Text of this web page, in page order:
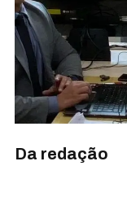
Da redação